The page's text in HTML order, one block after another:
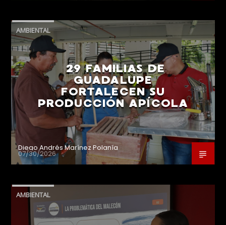
AMBIENTAL
29 FAMILIAS DE
GUADALUPE
FORTALECEN SU
PRODUCCIÓN APÍCOLA
Diego Andrés Marínez Polanía
07/30/2026
AMBIENTAL